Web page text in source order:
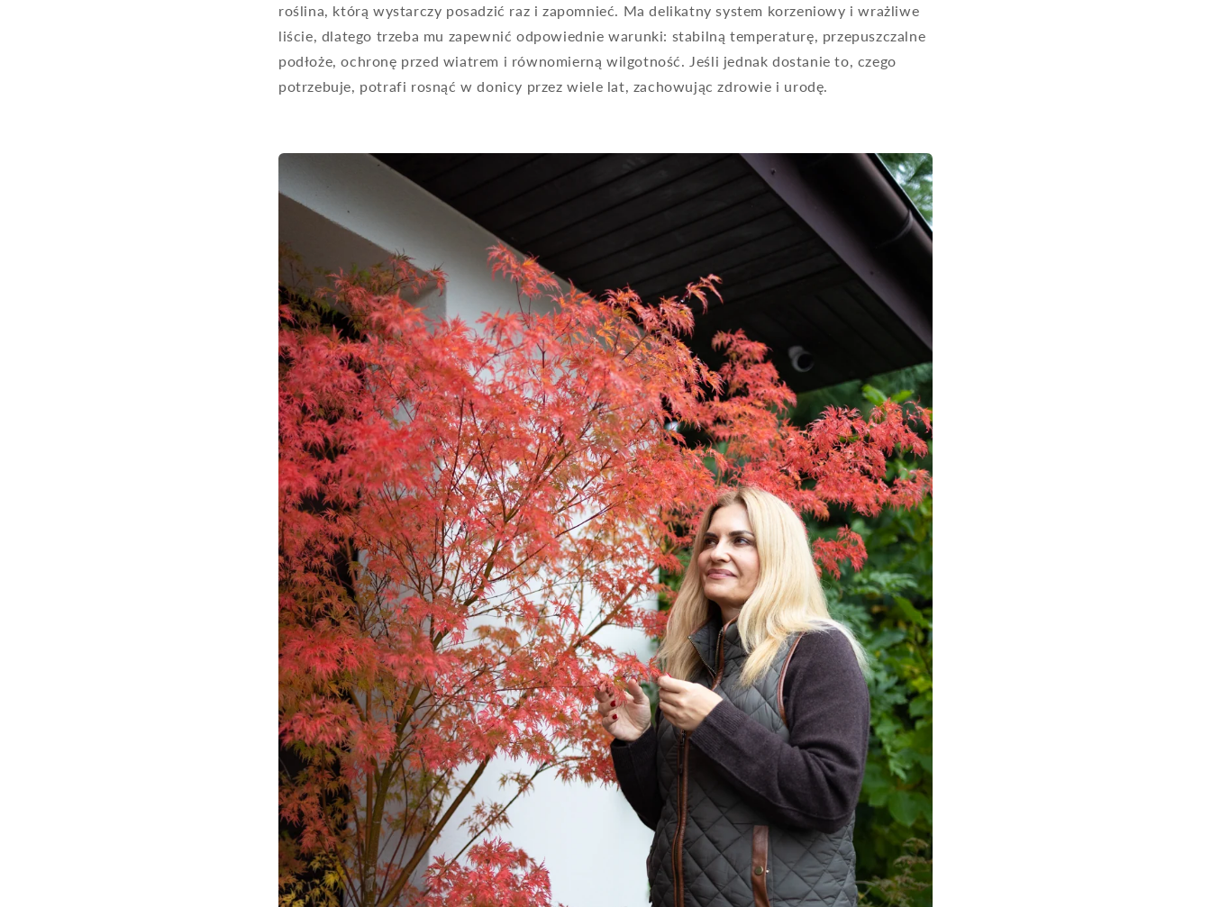
roślina, którą wystarczy posadzić raz i zapomnieć. Ma delikatny system korzeniowy i wrażliwe
liście, dlatego trzeba mu zapewnić odpowiednie warunki: stabilną temperaturę, przepuszczalne
podłoże, ochronę przed wiatrem i równomierną wilgotność. Jeśli jednak dostanie to, czego
potrzebuje, potrafi rosnąć w donicy przez wiele lat, zachowując zdrowie i urodę.